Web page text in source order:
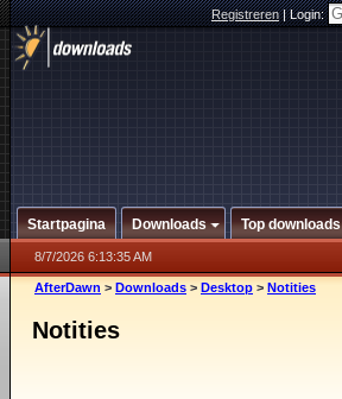
Registreren|Login:
Startpagina Downloads Top downloads
8/7/2026 6:13:35 AM
AfterDawn > Downloads > Desktop > Notities
Notities